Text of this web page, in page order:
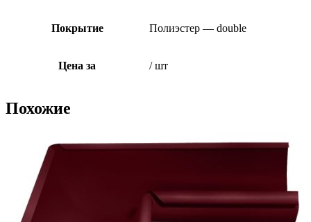
Покрытие Полиэстер — double
Цена за / шт
Похожие